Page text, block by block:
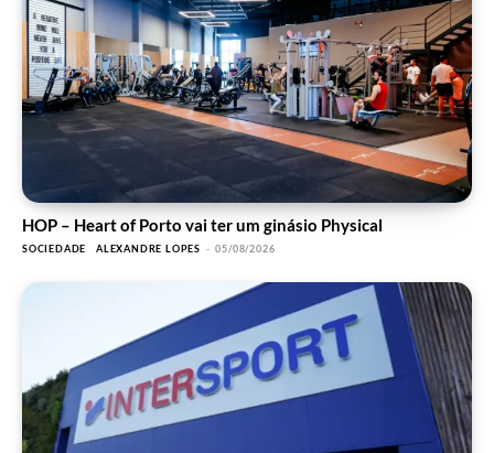
HOP – Heart of Porto vai ter um ginásio Physical
SOCIEDADE ALEXANDRE LOPES - 05/08/2026